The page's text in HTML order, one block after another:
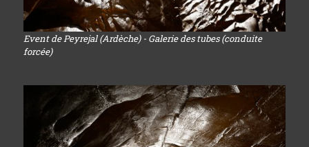
Event de Peyrejal (Ardèche) - Galerie des tubes (conduite
forcée)